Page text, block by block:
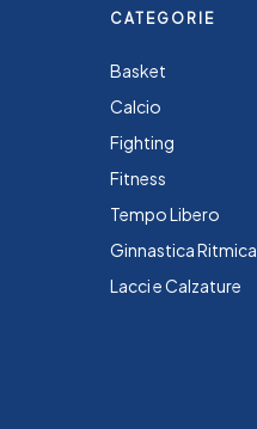
CATEGORIE
Basket
Calcio
Fighting
Fitness
Tempo Libero
Ginnastica Ritmica
Lacci e Calzature